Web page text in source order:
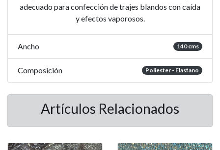
adecuado para confección de trajes blandos con caída
y efectos vaporosos.
Ancho 140 cms
Composición Poliester - Elastano
Artículos Relacionados